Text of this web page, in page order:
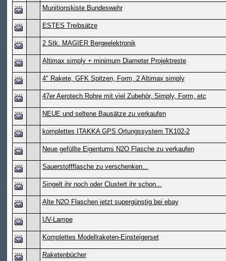
Munitionskiste Bundeswehr
ESTES Treibsätze
2 Stk. MAGIER Bergeelektronik
Altimax simply + minimum Diameter Projektreste
4" Rakete, GFK Spitzen, Form, 2 Altimax simply
47er Aerotech Rohre mit viel Zubehör, Simply, Form, etc
NEUE und seltene Bausätze zu verkaufen
komplettes ITAKKA GPS Ortungssystem TK102-2
Neue gefüllte Eigentums N2O Flasche zu verkaufen
Sauerstoffflasche zu verschenken...
Singelt ihr noch oder Clustert ihr schon...
Alte N2O Flaschen jetzt supergünstig bei ebay
UV-Lampe
Komplettes Modellraketen-Einsteigerset
Raketenbücher